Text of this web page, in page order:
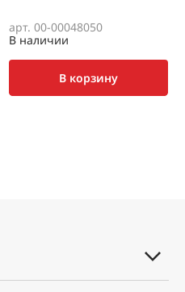
арт. 00-00048050
В наличии
В корзину